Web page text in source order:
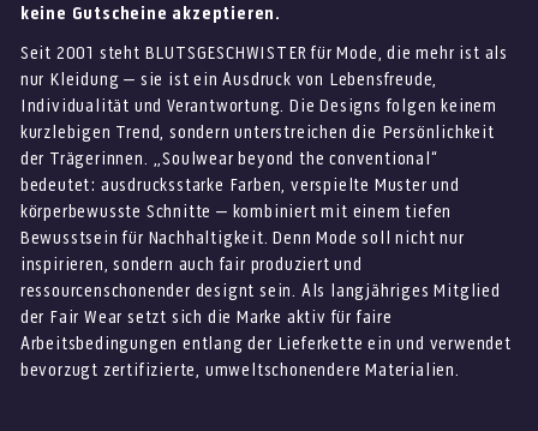
keine Gutscheine akzeptieren.
Seit 2001 steht BLUTSGESCHWISTER für Mode, die mehr ist als
nur Kleidung – sie ist ein Ausdruck von Lebensfreude,
Individualität und Verantwortung. Die Designs folgen keinem
kurzlebigen Trend, sondern unterstreichen die Persönlichkeit
der Trägerinnen. „Soulwear beyond the conventional“
bedeutet: ausdrucksstarke Farben, verspielte Muster und
körperbewusste Schnitte – kombiniert mit einem tiefen
Bewusstsein für Nachhaltigkeit. Denn Mode soll nicht nur
inspirieren, sondern auch fair produziert und
ressourcenschonender designt sein. Als langjähriges Mitglied
der Fair Wear setzt sich die Marke aktiv für faire
Arbeitsbedingungen entlang der Lieferkette ein und verwendet
bevorzugt zertifizierte, umweltschonendere Materialien.